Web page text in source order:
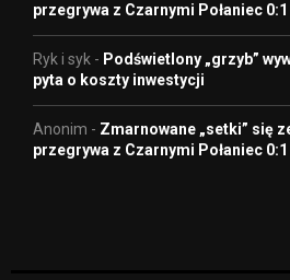
przegrywa z Czarnymi Połaniec
Ryk i syk - Podświetlony „grzyb”
pyta o koszty inwestycji
Anonim - Zmarnowane „setki” się
przegrywa z Czarnymi Połaniec